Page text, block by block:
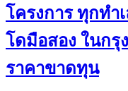
โครงการ ทุกทำ
โดมือสอง ในกรุ
ราคาขาดทุน